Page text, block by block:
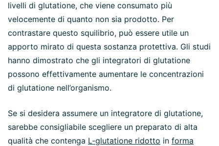
livelli di glutatione, che viene consumato più
velocemente di quanto non sia prodotto. Per
contrastare questo squilibrio, può essere utile un
apporto mirato di questa sostanza protettiva. Gli studi
hanno dimostrato che gli integratori di glutatione
possono effettivamente aumentare le concentrazioni
di glutatione nell’organismo.
Se si desidera assumere un integratore di glutatione,
sarebbe consigliabile scegliere un preparato di alta
qualità che contenga L-glutatione ridotto in forma